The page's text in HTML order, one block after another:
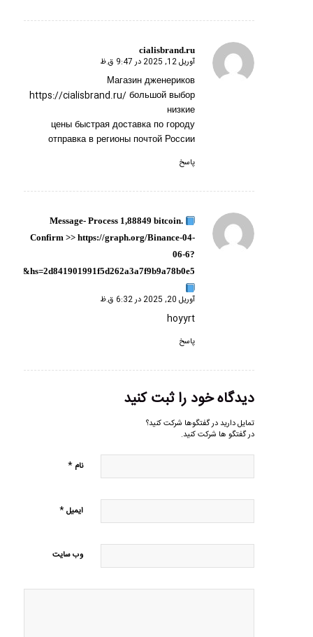
cialisbrand.ru
گفته:
آوریل 12, 2025 در 9:47 ق.ظ
Магазин дженериков
https://cialisbrand.ru/большой выбор
низкие
цены быстрая доставка по городу
отправка в регионы почтой России
پاسخ
Message- Process 1,88849 bitcoin.
Confirm >> https://graph.org/Binance-04-
06-6?
hs=2d841901991f5d262a3a7f9b9a78b0e5&
گفته:
آوریل 20, 2025 در 6:32 ق.ظ
hoyyrt
پاسخ
دیدگاه خود را ثبت کنید
تمایل دارید در گفتگوها شرکت کنید؟
در گفتگو ها شرکت کنید.
نام *
ایمیل*
وب‌ سایت